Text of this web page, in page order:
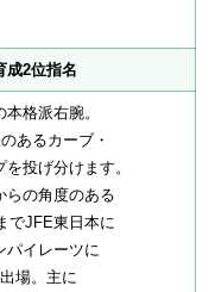
2位指名
格派右腕。
あるカーブ・
投げ分けます。
らの角度のある
でJFE東日本に
パイレーツに
場。主に